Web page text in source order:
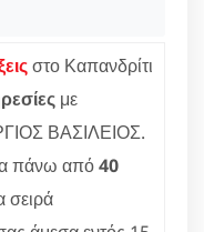
στο Καπανδρίτι
με
ΒΑΣΙΛΕΙΟΣ.
πάνω από40
σειρά